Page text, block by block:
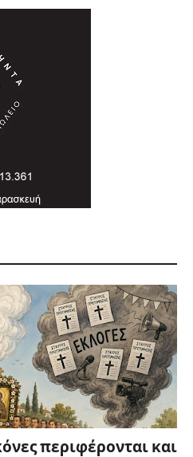
περιφέρονται και